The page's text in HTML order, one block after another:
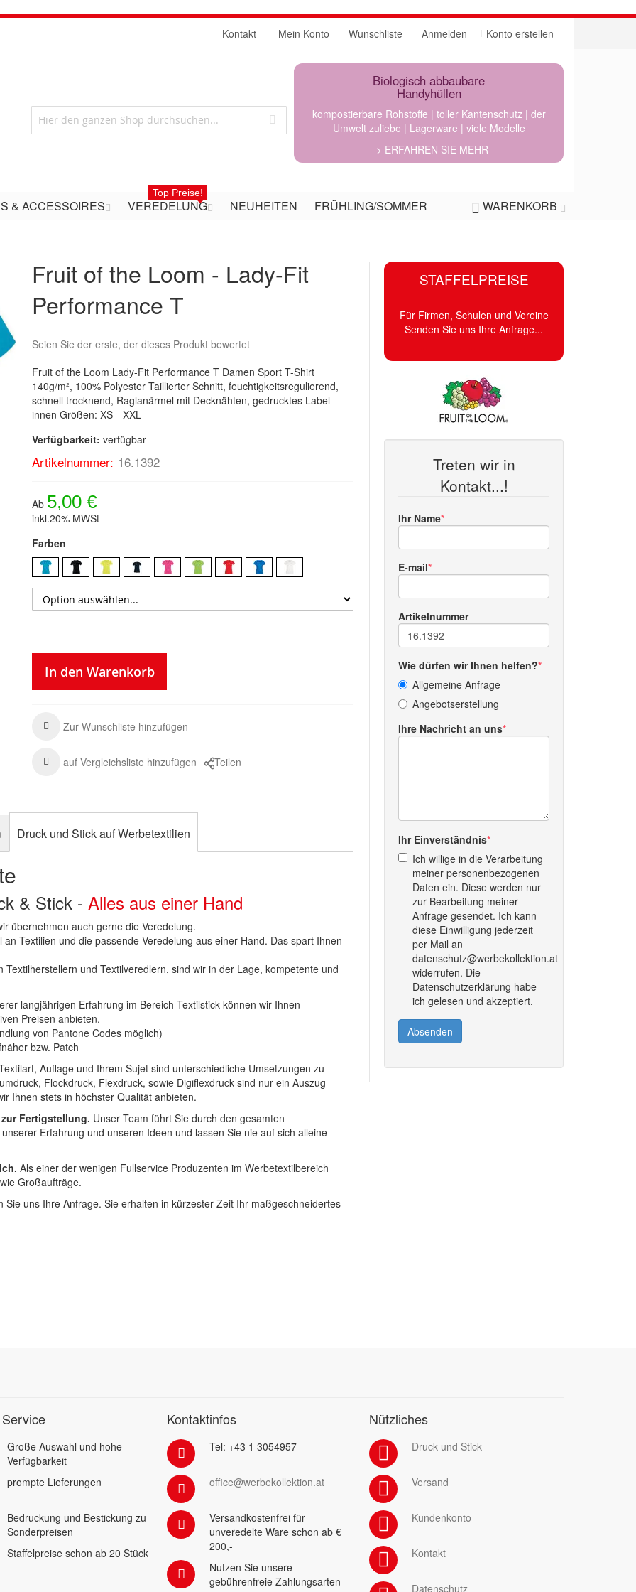
Mein Konto Wunschliste Anmelden Konto erstellen
Kontakt
Biologisch abbaubare
Handyhüllen
kompostierbare Rohstoffe | toller Kantenschutz | der
Umwelt zuliebe | Lagerware | viele Modelle
--> ERFAHREN SIE MEHR
WARENKORB
& ACCESSOIRES VEREDELUNG
Top Preise!
NEUHEITEN FRÜHLING/SOMMER
Fruit of the Loom - Lady-Fit
Performance T
Seien Sie der erste, der dieses Produkt bewertet
Fruit of the Loom Lady-Fit Performance T Damen Sport T-Shirt
140g/m², 100% Polyester Taillierter Schnitt, feuchtigkeitsregulierend,
schnell trocknend, Raglanärmel mit Decknähten, gedrucktes Label
innen Größen: XS – XXL
Verfügbarkeit: verfügbar
Artikelnummer: 16.1392
Ab 5,00 €
inkl.20% MWSt
Farben
In den Warenkorb
Zur Wunschliste hinzufügen
auf Vergleichsliste hinzufügen Teilen
STAFFELPREISE
Für Firmen, Schulen und Vereine
Senden Sie uns Ihre Anfrage...
Treten wir in
Kontakt...!
Ihr Name
E-mail
Artikelnummer
Wie dürfen wir Ihnen helfen?
Allgemeine Anfrage
Angebotserstellung
Ihre Nachricht an uns
Ihr Einverständnis
Ich willige in die Verarbeitung
meiner personenbezogenen
Daten ein. Diese werden nur
zur Bearbeitung meiner
Anfrage gesendet. Ich kann
diese Einwilligung jederzeit
per Mail an
datenschutz@werbekollektion.at
widerrufen. Die
Datenschutzerklärung habe
ich gelesen und akzeptiert.
Absenden
Druck und Stick auf Werbetextilien
& Stick -Alles aus einer Hand
übernehmen auch gerne die Veredelung.
Textilien und die passende Veredelung aus einer Hand. Das spart Ihnen
und Textilveredlern, sind wir in der Lage, kompetente und
langjährigen Erfahrung im Bereich Textilstick können wir Ihnen
Preisen anbieten.
von Pantone Codes möglich)
bzw. Patch
Auflage und Ihrem Sujet sind unterschiedliche Umsetzungen zu
Flockdruck, Flexdruck, sowie Digiflexdruck sind nur ein Auszug
Ihnen stets in höchster Qualität anbieten.
Fertigstellung. Unser Team führt Sie durch den gesamten
Erfahrung und unseren Ideen und lassen Sie nie auf sich alleine
Als einer der wenigen Fullservice Produzenten im Werbetextilbereich
Großaufträge.
uns Ihre Anfrage. Sie erhalten in kürzester Zeit Ihr maßgeschneidertes
Große Auswahl und hohe
Verfügbarkeit
prompte Lieferungen
Bedruckung und Bestickung zu
Sonderpreisen
Staffelpreise schon ab 20 Stück
Kontaktinfos
Tel: +43 1 3054957
office@werbekollektion.at
Versandkostenfrei für
unveredelte Ware schon ab €
200,-
Nutzen Sie unsere
gebührenfreie Zahlungsarten
Nützliches
Druck und Stick
Versand
Kundenkonto
Kontakt
Datenschutz